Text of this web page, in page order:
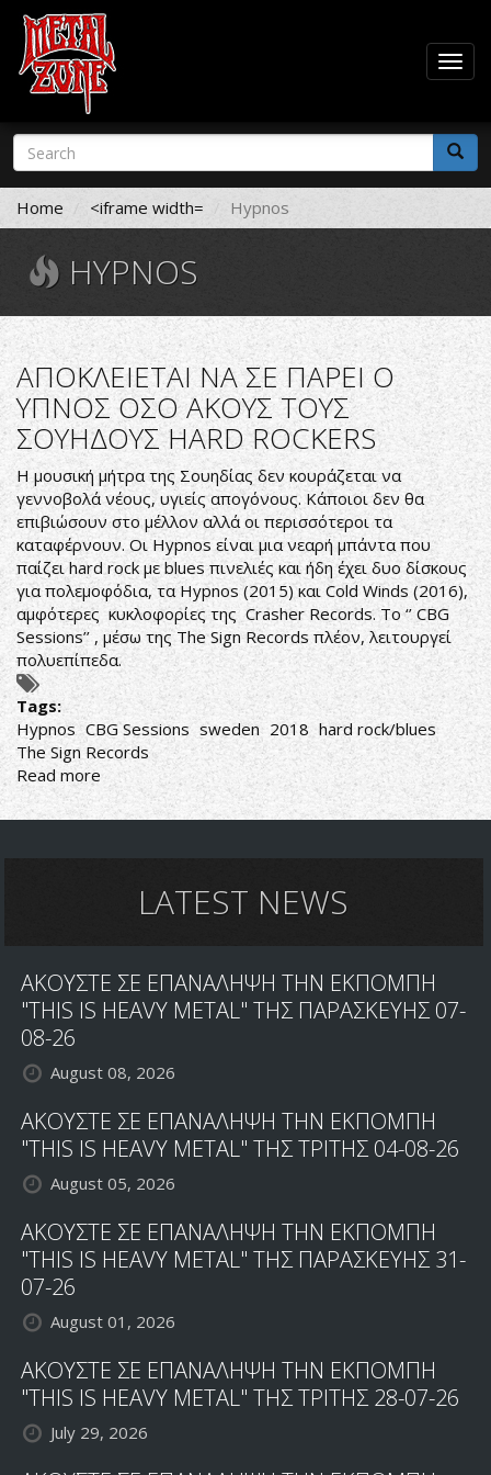
Skip
main
content
Search
form
Search
Home <iframe width= Hypnos
HYPNOS
ΑΠΟΚΛΕΙΕΤΑΙ ΝΑ ΣΕ ΠΑΡΕΙ Ο
ΥΠΝΟΣ ΟΣΟ ΑΚΟΥΣ ΤΟΥΣ
ΣΟΥΗΔΟΥΣ HARD ROCKERS
Η μουσική μήτρα της Σουηδίας δεν κουράζεται να
γεννοβολά νέους, υγιείς απογόνους. Κάποιοι δεν θα
επιβιώσουν στο μέλλον αλλά οι περισσότεροι τα
καταφέρνουν. Οι Hypnos είναι μια νεαρή μπάντα που
παίζει hard rock με blues πινελιές και ήδη έχει δυο δίσκους
για πολεμοφόδια, τα Hypnos (2015) και Cold Winds (2016),
αμφότερες κυκλοφορίες της Crasher Records. To ‘’ CBG
Sessions’’ , μέσω της The Sign Records πλέον, λειτουργεί
πολυεπίπεδα.
Tags:
Hypnos CBG Sessions sweden 2018 hard rock/blues
The Sign Records
Read moreabout
ΑΠΟΚΛΕΙΕΤΑΙ
ΝΑ
ΥΠΝΟΣ
ΤΟΥΣ
ΣΟΥΗΔΟΥΣ
LATEST NEWS
ΑΚΟΥΣΤΕ ΣΕ ΕΠΑΝΑΛΗΨΗ ΤΗΝ ΕΚΠΟΜΠΗ
"THIS IS HEAVY METAL" ΤΗΣ ΠΑΡΑΣΚΕΥΗΣ 07-
08-26
August 08, 2026
ΑΚΟΥΣΤΕ ΣΕ ΕΠΑΝΑΛΗΨΗ ΤΗΝ ΕΚΠΟΜΠΗ
"THIS IS HEAVY METAL" ΤΗΣ ΤΡΙΤΗΣ 04-08-26
August 05, 2026
ΑΚΟΥΣΤΕ ΣΕ ΕΠΑΝΑΛΗΨΗ ΤΗΝ ΕΚΠΟΜΠΗ
"THIS IS HEAVY METAL" ΤΗΣ ΠΑΡΑΣΚΕΥΗΣ 31-
07-26
August 01, 2026
ΑΚΟΥΣΤΕ ΣΕ ΕΠΑΝΑΛΗΨΗ ΤΗΝ ΕΚΠΟΜΠΗ
"THIS IS HEAVY METAL" ΤΗΣ ΤΡΙΤΗΣ 28-07-26
July 29, 2026